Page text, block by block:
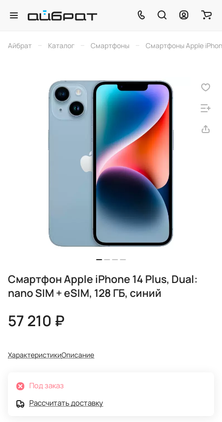
Айбрат – Каталог – Смартфоны – Смартфоны Apple
Смартфон Apple iPhone 14 Plus, Dual:
nano SIM + eSIM, 128 ГБ, синий
57 210 ₽
ХарактеристикиОписание
Под заказ
Рассчитать доставку